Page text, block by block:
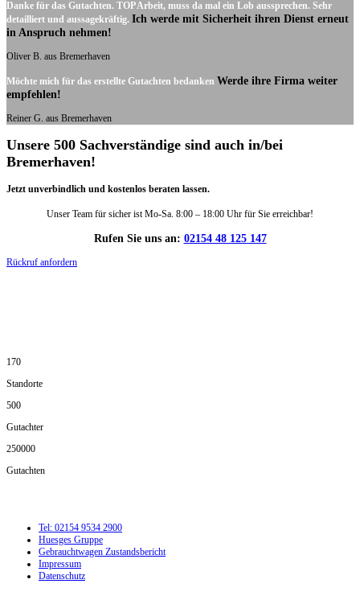
Danke für das Gutachten. TOP Arbeit, muss da mal ein Lob aussprechen. Sehr
detailliert und aussagekräftig. Ich werde mit Sicherheit ihren Dienst erneut
in Anspruch nehmen!
Oliver B. aus Bremerhaven
Möchte mich für das erstellte Gutachten bedanken Werde ihre Firma weiter
empfehlen!
Reiner G. aus Bremerhaven
Unsere 500 Sachverständige sind auch in/bei
Bremerhaven!
Jetzt unverbindlich und kostenlos beraten lassen.
Unser Team für sicher ist Mo-Sa. 8:00 – 18:00 Uhr für Sie erreichbar!
Rufen Sie uns an: 02154 48 125 147
Rückruf anfordern
170
Standorte
500
Gutachter
250000
Gutachten
Tel: 02154 9534 2900
Huesges Gruppe
Gebrauchtwagen Zustandsbericht
Impressum
Datenschutz